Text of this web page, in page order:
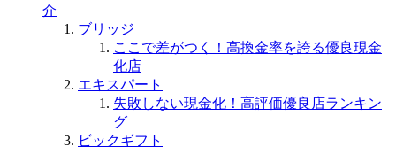
介
ブリッジ
ここで差がつく！高換金率を誇る優良現金
化店
エキスパート
失敗しない現金化！高評価優良店ランキン
グ
ビックギフト